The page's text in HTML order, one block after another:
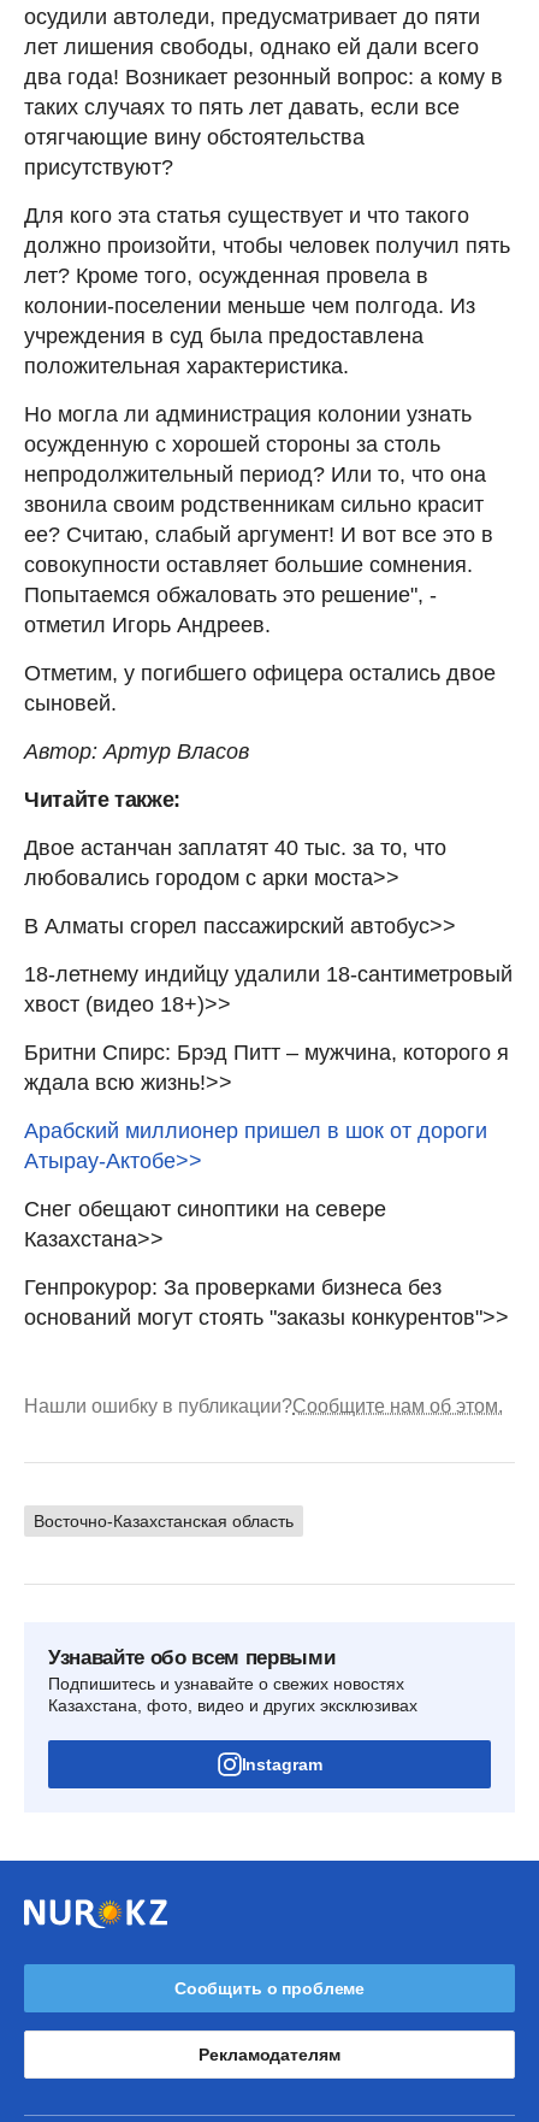
осудили автоледи, предусматривает до пяти
лет лишения свободы, однако ей дали всего
два года! Возникает резонный вопрос: а кому в
таких случаях то пять лет давать, если все
отягчающие вину обстоятельства
присутствуют?
Для кого эта статья существует и что такого
должно произойти, чтобы человек получил пять
лет? Кроме того, осужденная провела в
колонии-поселении меньше чем полгода. Из
учреждения в суд была предоставлена
положительная характеристика.
Но могла ли администрация колонии узнать
осужденную с хорошей стороны за столь
непродолжительный период? Или то, что она
звонила своим родственникам сильно красит
ее? Считаю, слабый аргумент! И вот все это в
совокупности оставляет большие сомнения.
Попытаемся обжаловать это решение", -
отметил Игорь Андреев.
Отметим, у погибшего офицера остались двое
сыновей.
Автор: Артур Власов
Читайте также:
Двое астанчан заплатят 40 тыс. за то, что
любовались городом с арки моста>>
В Алматы сгорел пассажирский автобус>>
18-летнему индийцу удалили 18-сантиметровый
хвост (видео 18+)>>
Бритни Спирс: Брэд Питт – мужчина, которого я
ждала всю жизнь!>>
Арабский миллионер пришел в шок от дороги
Атырау-Актобе>>
Снег обещают синоптики на севере
Казахстана>>
Генпрокурор: За проверками бизнеса без
оснований могут стоять "заказы конкурентов">>
Нашли ошибку в публикации?Сообщите нам об этом.
Восточно-Казахстанская область
Узнавайте обо всем первыми
Подпишитесь и узнавайте о свежих новостях
Казахстана, фото, видео и других эксклюзивах
Instagram
Сообщить о проблеме
Рекламодателям